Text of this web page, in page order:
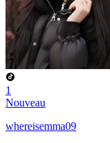
1
Nouveau
whereisemma09